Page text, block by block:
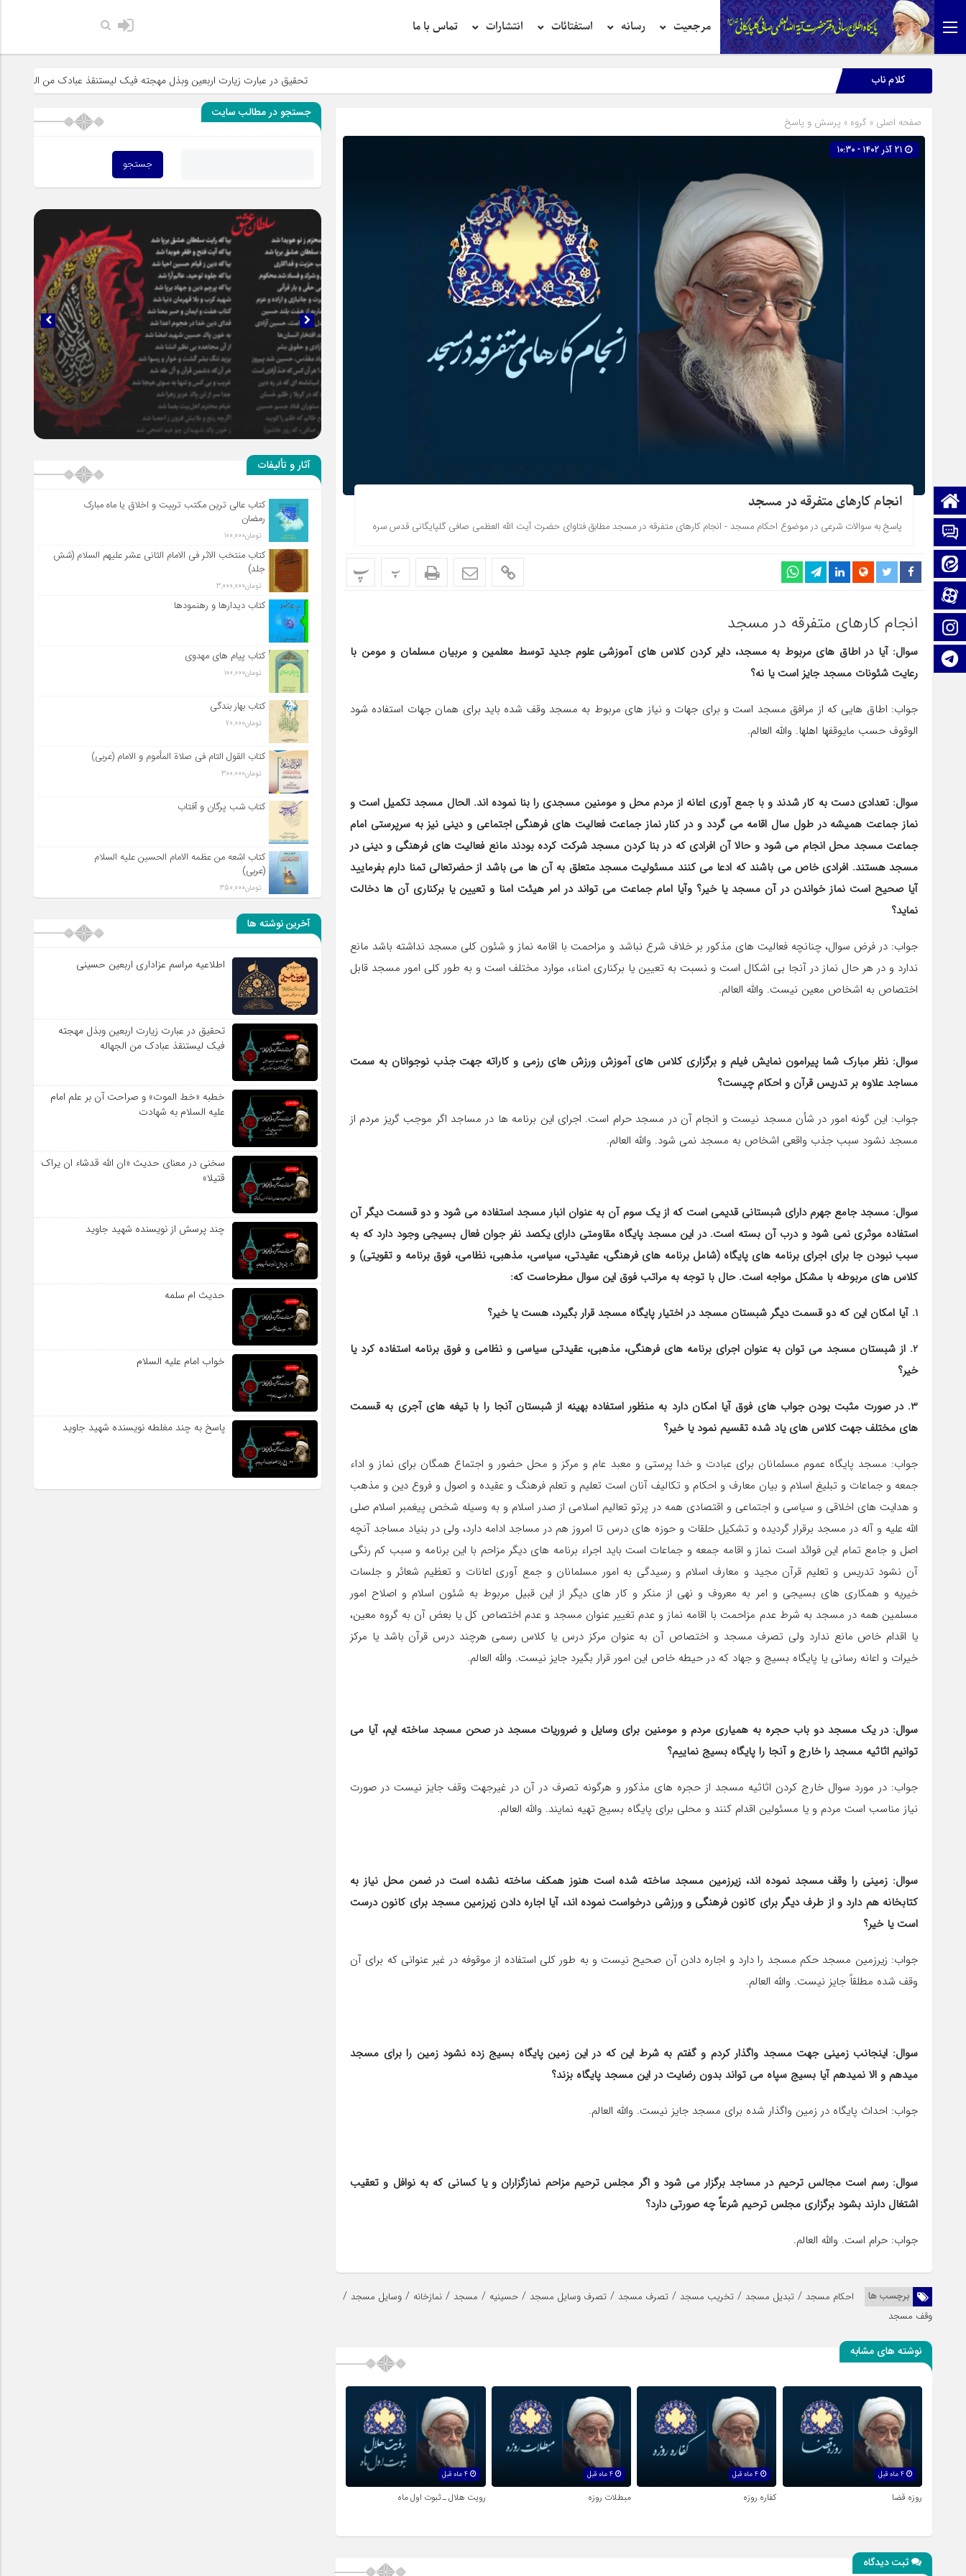
مرجعیت رسانه استفتائات انتشارات تماس با ما
صفحه نخست
تماس با ما
اینستاگرام
تلگرام
کلام ناب تحقیق در عبارت زیارت اربعین وبذل مهجته فیک لیستنقذ عبادک من الجهاله خطبه «خط
صفحه اصلی » گروه » پرسش و پاسخ
انجام کارهای متفرقه در مسجد
پاسخ به سوالات شرعی در موضوع احکام مسجد - انجام کارهای متفرقه در مسجد مطابق فتاوای حضرت آیت الله العظمی صافی گلپایگانی قدس سره
پ پ
انجام کارهای متفرقه در مسجد
سوال: آیا در اطاق های مربوط به مسجد، دایر کردن کلاس های آموزشی علوم جدید توسط معلمین و مربیان مسلمان و مومن با
رعایت شئونات مسجد جایز است یا نه؟
جواب: اطاق هایی که از مرافق مسجد است و برای جهات و نیاز های مربوط به مسجد وقف شده باید برای همان جهات استفاده شود
الوقوف حسب مایوقفها اهلها. والله العالم.
سوال: تعدادی دست به کار شدند و با جمع آوری اعانه از مردم محل و مومنین مسجدی را بنا نموده اند. الحال مسجد تکمیل است و
نماز جماعت همیشه در طول سال اقامه می گردد و در کنار نماز جماعت فعالیت های فرهنگی اجتماعی و دینی نیز به سرپرستی امام
جماعت مسجد محل انجام می شود و حالا آن افرادی که در بنا کردن مسجد شرکت کرده بودند مانع فعالیت های فرهنگی و دینی در
مسجد هستند. افرادی خاص می باشند که ادعا می کنند مسئولیت مسجد متعلق به آن ها می باشد از حضرتعالی تمنا دارم بفرمایید
آیا صحیح است نماز خواندن در آن مسجد یا خیر؟ وآیا امام جماعت می تواند در امر هیئت امنا و تعیین یا برکناری آن ها دخالت
نماید؟
جواب: در فرض سوال، چنانچه فعالیت های مذکور بر خلاف شرع نباشد و مزاحمت با اقامه نماز و شئون کلی مسجد نداشته باشد مانع
ندارد و در هر حال نماز در آنجا بی اشکال است و نسبت به تعیین یا برکناری امناء، موارد مختلف است و به طور کلی امور مسجد قابل
اختصاص به اشخاص معین نیست. والله العالم.
سوال: نظر مبارک شما پیرامون نمایش فیلم و برگزاری کلاس های آموزش ورزش های رزمی و کاراته جهت جذب نوجوانان به سمت
مساجد علاوه بر تدریس قرآن و احکام چیست؟
جواب: این گونه امور در شأن مسجد نیست و انجام آن در مسجد حرام است. اجرای این برنامه ‎ها در مساجد اگر موجب گریز مردم از
مسجد نشود سبب جذب واقعی اشخاص به مسجد نمی شود. والله العالم.
سوال: مسجد جامع جهرم دارای شبستانی قدیمی است که از یک سوم آن به عنوان انبار مسجد استفاده می شود و دو قسمت دیگر آن
استفاده موثری نمی شود و درب آن بسته است. در این مسجد پایگاه مقاومتی دارای یکصد نفر جوان فعال بسیجی وجود دارد که به
سبب نبودن جا برای اجرای برنامه ‎های پایگاه (شامل برنامه ‎های فرهنگی، عقیدتی، سیاسی، مذهبی، نظامی، فوق برنامه و تقویتی) و
کلاس ‎های مربوطه با مشکل مواجه است. حال با توجه به مراتب فوق این سوال مطرح‎است که:
1. آیا امکان این که دو قسمت دیگر شبستان مسجد در اختیار پایگاه مسجد قرار بگیرد، هست یا خیر؟
2. از شبستان مسجد می توان به عنوان اجرای برنامه‎ های فرهنگی، مذهبی، عقیدتی سیاسی و نظامی و فوق برنامه استفاده کرد یا
خیر؟
3. در صورت مثبت بودن جواب ‎های فوق آیا امکان دارد به منظور استفاده بهینه از شبستان آنجا را با تیغه ‎های آجری به قسمت
جواب: مسجد پایگاه عموم مسلمانان برای عبادت و خدا پرستی و معبد عام و مرکز و محل حضور و اجتماع همگان برای نماز و اداء
جمعه و جماعات و تبلیغ اسلام و بیان معارف و احکام و تکالیف آنان است تعلیم و تعلم فرهنگ و عقیده و اصول و فروع دین و مذهب
و هدایت های اخلاقی و سیاسی و اجتماعی و اقتصادی همه در پرتو تعالیم اسلامی از صدر اسلام و به وسیله شخص پیغمبر اسلام صلی
الله علیه و آله در مسجد برقرار گردیده و تشکیل حلقات و حوزه‎ های درس تا امروز هم در مساجد ادامه دارد، ولی در بنیاد مساجد آنچه
اصل و جامع تمام این فوائد است نماز و اقامه جمعه و جماعات است باید اجراء برنامه‎ های دیگر مزاحم با این برنامه و سبب کم رنگی
آن نشود تدریس و تعلیم قرآن مجید و معارف اسلام و رسیدگی به امور مسلمانان و جمع‎ آوری اعانات و تعظیم شعائر و جلسات
خیریه و همکاری‎ های بسیجی و امر به معروف و نهی از منکر و کار های دیگر از این قبیل مربوط به شئون اسلام و اصلاح امور
مسلمین همه در مسجد به شرط عدم مزاحمت با اقامه نماز و عدم تغییر عنوان مسجد و عدم اختصاص کل یا بعض آن به گروه معین،
یا اقدام خاص مانع ندارد ولی تصرف مسجد و اختصاص آن به عنوان مرکز درس یا کلاس رسمی هرچند درس قرآن باشد یا مرکز
خیرات و اعانه رسانی یا پایگاه بسیج و جهاد که در حیطه خاص این امور قرار بگیرد جایز نیست. والله العالم.
سوال: در یک مسجد دو باب حجره به همیاری مردم و مومنین برای وسایل و ضروریات مسجد در صحن مسجد ساخته ‎ایم، آیا می
توانیم اثاثیه مسجد را خارج و آنجا را پایگاه بسیج نماییم؟
جواب: در مورد سوال خارج کردن اثاثیه مسجد از حجره‎ های مذکور و هرگونه تصرف در آن در غیرجهت وقف جایز نیست در صورت
نیاز مناسب است مردم و یا مسئولین اقدام کنند و محلی برای پایگاه بسیج تهیه نمایند. والله العالم.
سوال: زمینی را وقف مسجد نموده ‎اند، زیرزمین مسجد ساخته شده است هنوز همکف ساخته نشده است در ضمن محل نیاز به
کتابخانه هم دارد و از طرف دیگر برای کانون فرهنگی و ورزشی درخواست نموده ‎اند، آیا اجاره دادن زیرزمین مسجد برای کانون درست
است یا خیر؟
جواب: زیرزمین مسجد حکم مسجد را دارد و اجاره دادن آن صحیح نیست و به طور کلی استفاده از موقوفه در غیر عنوانی که برای آن
وقف شده مطلقاً جایز نیست. والله العالم.
سوال: اینجانب زمینی جهت مسجد واگذار کردم و گفتم به شرط این که در این زمین پایگاه بسیج زده نشود زمین را برای مسجد
می‎دهم و الا نمی‎دهم آیا بسیج سپاه می تواند بدون رضایت در این مسجد پایگاه ‎بزند؟
جواب: احداث پایگاه در زمین واگذار شده برای مسجد جایز نیست. والله العالم.
سوال: رسم است مجالس ترحیم در مساجد برگزار می شود و اگر مجلس ترحیم مزاحم نمازگزاران و یا کسانی که به نوافل و تعقیب
اشتغال دارند بشود برگزاری مجلس ترحیم شرعاً چه صورتی دارد؟
جواب: حرام است. والله العالم.
برچسب ها احکام مسجد / تبدیل مسجد / تخریب مسجد / تصرف مسجد / تصرف وسایل مسجد / حسینیه / مسجد / نمازخانه / وسایل مسجد /
وقف مسجد
نوشته های مشابه
4 ماه قبل
روزه قضا
4 ماه قبل
کفاره روزه
4 ماه قبل
مبطلات روزه
4 ماه قبل
رویت هلال ـ ثبوت اول ماه
ثبت دیدگاه
جستجو در مطالب سایت
سلطان عشق
آثار و تألیفات
کتاب عالی ترین مکتب تربیت و اخلاق یا ماه مبارک
رمضان
تومان100,000
کتاب منتخب الاثر فی الامام الثانی عشر علیهم السلام (شش
جلد)
تومان3,000,000
کتاب دیدارها و رهنمودها
کتاب پیام های مهدوی
تومان100,000
کتاب بهار بندگی
تومان70,000
کتاب القول التام فی صلاة المأموم و الامام (عربی)
تومان300,000
کتاب شب پرگان و آفتاب
کتاب اشعه من عظمه الامام الحسین علیه السلام
(عربی)
تومان350,000
آخرین نوشته ها
اطلاعیه مراسم عزاداری اربعین حسینی
تحقیق در عبارت زیارت اربعین وبذل مهجته
فیک لیستنقذ عبادک من الجهاله
خطبه «خط الموت» و صراحت آن بر علم امام
علیه السلام به شهادت
سخنی در معنای حدیث «ان الله قدشاء ان یراک
قتیلا»
چند پرسش از نویسنده شهید جاوید
حدیث ام سلمه
خواب امام علیه السلام
پاسخ به چند مغلطه نویسنده شهید جاوید